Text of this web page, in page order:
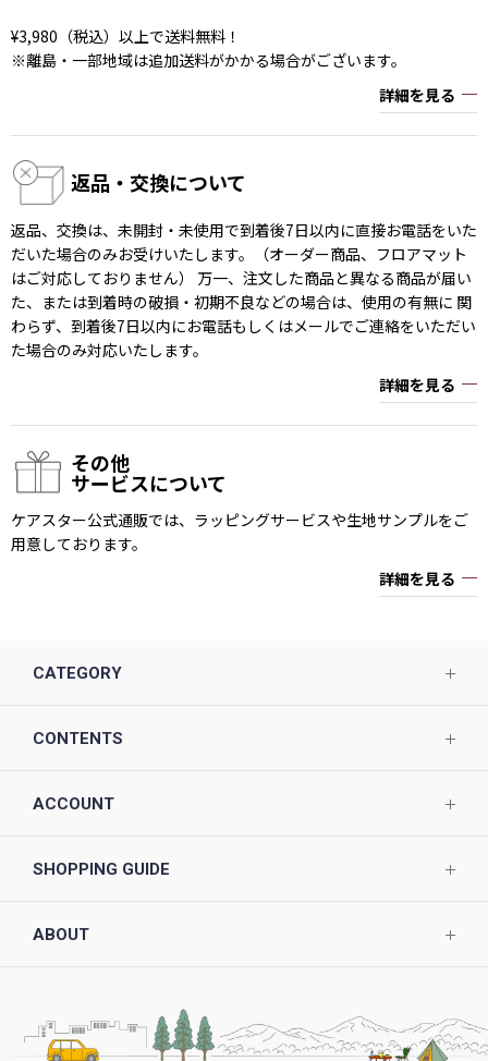
¥3,980（税込）以上で送料無料！
※離島・一部地域は追加送料がかかる場合がございます。
詳細を見る
返品・交換について
返品、交換は、未開封・未使用で到着後7日以内に直接お電話をいた
だいた場合のみお受けいたします。（オーダー商品、フロアマット
はご対応しておりません） 万一、注文した商品と異なる商品が届い
た、または到着時の破損・初期不良などの場合は、使用の有無に 関
わらず、到着後7日以内にお電話もしくはメールでご連絡をいただい
た場合のみ対応いたします。
詳細を見る
その他
サービスについて
ケアスター公式通販では、ラッピングサービスや生地サンプルをご
用意しております。
詳細を見る
CATEGORY
CONTENTS
ACCOUNT
SHOPPING GUIDE
ABOUT